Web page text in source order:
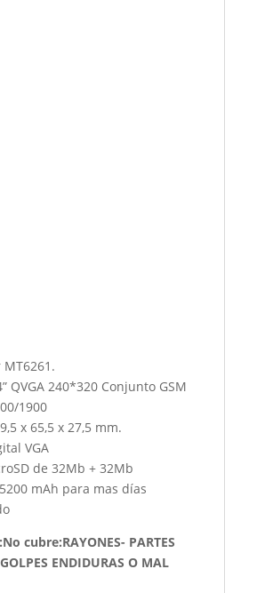
MT6261.
QVGA 240*320 Conjunto GSM
1900
x 65,5 x 27,5 mm.
VGA
de 32Mb + 32Mb
mAh para mas días
cubre:RAYONES- PARTES
ENDIDURAS O MAL